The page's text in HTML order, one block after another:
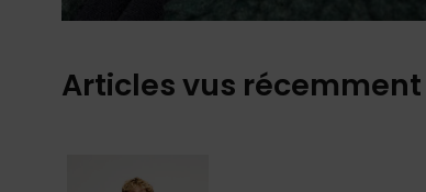
Articles vus récemment